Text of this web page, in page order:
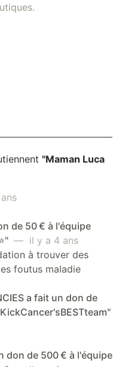
"Maman Luca
de 50 € à l'équipe
— il y a 4 ans
à trouver des
foutus maladie
a fait un don de
don de 500 € à l'équipe